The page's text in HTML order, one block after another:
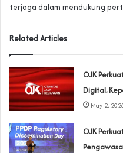
terjaga dalam mendukung
Related Articles
OJK
Digital,
May 2,
OJK